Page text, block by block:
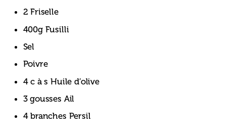
2 Friselle
400g Fusilli
Sel
Poivre
4 c à s Huile d’olive
3 gousses Ail
4 branches Persil